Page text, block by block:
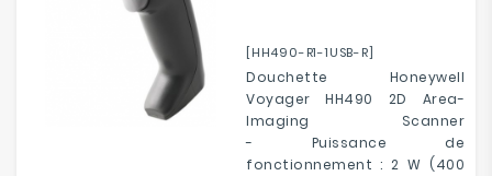
[HH490-R1-1USB-R]
Douchette Honeywell
Voyager HH490 2D Area-
Imaging Scanner
- Puissance de
fonctionnement : 2 W (400